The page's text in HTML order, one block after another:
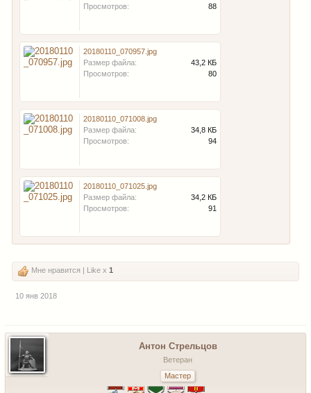
Просмотров:
88
20180110_070957.jpg
Размер файла:
43,2 КБ
Просмотров:
80
20180110_071008.jpg
Размер файла:
34,8 КБ
Просмотров:
94
20180110_071025.jpg
Размер файла:
34,2 КБ
Просмотров:
91
Мне нравится | Like x 1
10 янв 2018
Антон Стрельцов
Ветеран
Мастер